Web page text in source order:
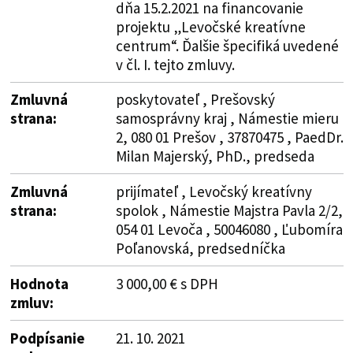
dňa 15.2.2021 na financovanie
projektu „Levočské kreatívne
centrum“. Ďalšie špecifiká uvedené
v čl. I. tejto zmluvy.
Zmluvná
strana:
poskytovateľ , Prešovský
samosprávny kraj , Námestie mieru
2, 080 01 Prešov , 37870475 , PaedDr.
Milan Majerský, PhD., predseda
Zmluvná
strana:
prijímateľ , Levočský kreatívny
spolok , Námestie Majstra Pavla 2/2,
054 01 Levoča , 50046080 , Ľubomíra
Poľanovská, predsedníčka
Hodnota
zmluv:
3 000,00 € s DPH
Podpísanie
21. 10. 2021